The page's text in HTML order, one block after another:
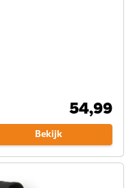
54,99
Bekijk